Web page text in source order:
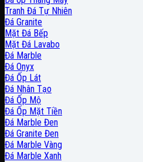
Tranh Đá Tự Nhiên
Đá Granite
Mặt Đá Bếp
Mặt Đá Lavabo
Đá Marble
Đá Onyx
Đá Ốp Lát
Đá Nhân Tạo
Đá Ốp Mộ
Đá Ốp Mặt Tiền
Đá Marble Đen
Đá Granite Đen
Đá Marble Vàng
Đá Marble Xanh